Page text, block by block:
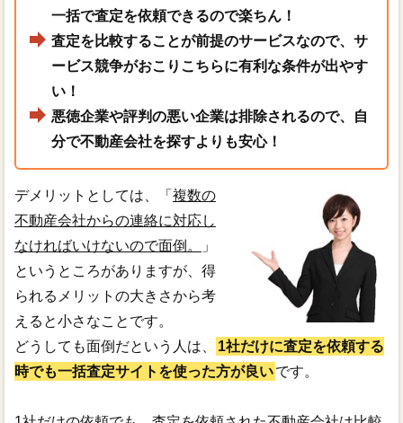
一括で査定を依頼できるので楽ちん！
査定を比較することが前提のサービスなので、サ
ービス競争がおこりこちらに有利な条件が出やす
い！
悪徳企業や評判の悪い企業は排除されるので、自
分で不動産会社を探すよりも安心！
デメリットとしては、「 複数の
不動産会社からの連絡に対応し
なければいけないので面倒。
」
というところがありますが、得
られるメリットの大きさから考
えると小さなことです。
どうしても面倒だという人は、
1社だけに査定を依頼する
時でも一括査定サイトを使った方が良いです。